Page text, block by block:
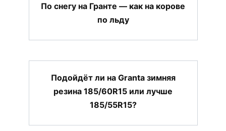
По снегу на Гранте — как на корове
по льду
Подойдёт ли на Granta зимняя
резина 185/60R15 или лучше
185/55R15?